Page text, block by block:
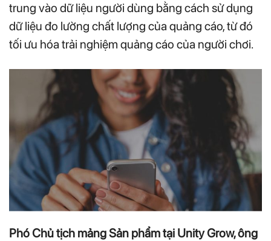
trung vào dữ liệu người dùng bằng cách sử dụng
dữ liệu đo lường chất lượng của quảng cáo, từ đó
tối ưu hóa trải nghiệm quảng cáo của người chơi.
Phó Chủ tịch mảng Sản phẩm tại Unity Grow, ông